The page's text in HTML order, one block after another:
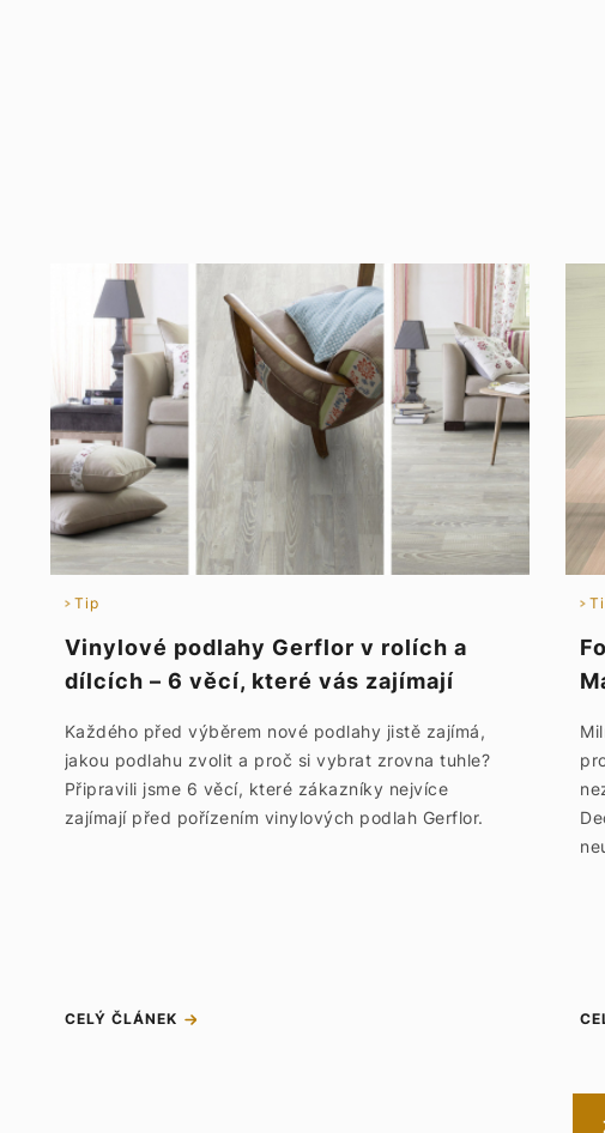
Tip
Vinylové podlahy Gerflor v rolích a
dílcích – 6 věcí, které vás zajímají
Každého před výběrem nové podlahy jistě zajímá,
jakou podlahu zvolit a proč si vybrat zrovna tuhle?
Připravili jsme 6 věcí, které zákazníky nejvíce
zajímají před pořízením vinylových podlah Gerflor.
CELÝ ČLÁNEK